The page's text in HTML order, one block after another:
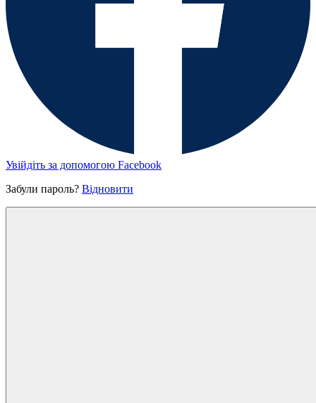
Увійдіть за допомогою Facebook
Забули пароль? Відновити